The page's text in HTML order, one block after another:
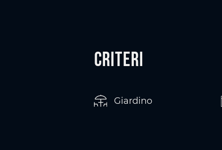
Criteri
Giardino